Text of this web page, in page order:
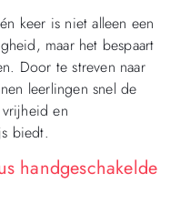
keer is niet alleen een
maar het bespaart
Door te streven naar
leerlingen snel de
en
biedt.
handgeschakelde